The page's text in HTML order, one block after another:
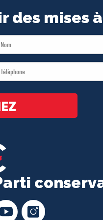
des mises
Last
Téléphone